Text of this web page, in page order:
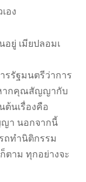
อง
รรัฐมนตรีว่าการ
ากคุณสัญญากับ
ต้นเรื่องคือ
า นอกจากนี้
ถทำนิติกรรม
ตาม ทุกอย่างจะ